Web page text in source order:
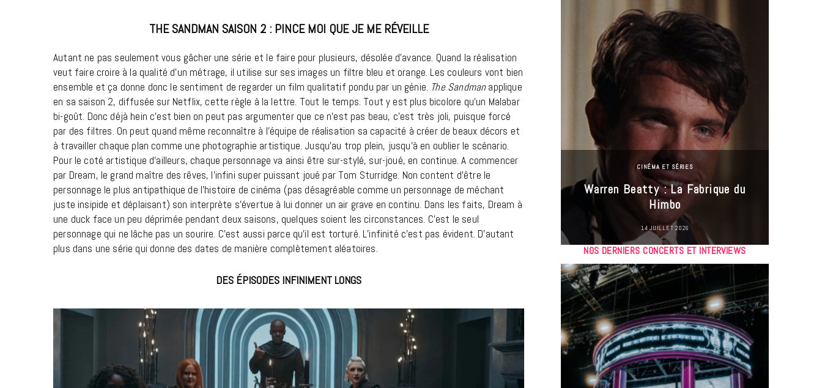
THE SANDMAN SAISON 2 : PINCE MOI QUE JE ME RÉVEILLE
Autant ne pas seulement vous gâcher une série et le faire pour plusieurs, désolée d’avance. Quand la réalisation
veut faire croire à la qualité d’un métrage, il utilise sur ses images un filtre bleu et orange. Les couleurs vont bien
ensemble et ça donne donc le sentiment de regarder un film qualitatif pondu par un génie. The Sandmanapplique
en sa saison 2, diffusée sur Netflix, cette règle à la lettre. Tout le temps. Tout y est plus bicolore qu’un Malabar
bi-goût. Donc déjà hein c’est bien on peut pas argumenter que ce n’est pas beau, c’est très joli, puisque forcé
par des filtres. On peut quand même reconnaître à l’équipe de réalisation sa capacité à créer de beaux décors et
à travailler chaque plan comme une photographie artistique. Jusqu’au trop plein, jusqu’à en oublier le scénario.
Pour le coté artistique d’ailleurs, chaque personnage va ainsi être sur-stylé, sur-joué, en continue. A commencer
par Dream, le grand maître des rêves, l’infini super puissant joué par Tom Sturridge. Non content d’être le
personnage le plus antipathique de l’histoire de cinéma (pas désagréable comme un personnage de méchant
juste insipide et déplaisant) son interprète s’évertue à lui donner un air grave en continu. Dans les faits, Dream à
une duck face un peu déprimée pendant deux saisons, quelques soient les circonstances. C’est le seul
personnage qui ne lâche pas un sourire. C’est aussi parce qu’il est torturé. L’infinité c’est pas évident. D’autant
plus dans une série qui donne des dates de manière complètement aléatoires.
DES ÉPISODES INFINIMENT LONGS
CINÉMA ET SÉRIES
Disclosure Day : le retour en grâce
de Steven Spielberg
CINÉMA ET SÉRIES
Warren Beatty : La Fabrique du
Himbo
14 JUILLET 2026
NOS DERNIERS CONCERTS ET INTERVIEWS